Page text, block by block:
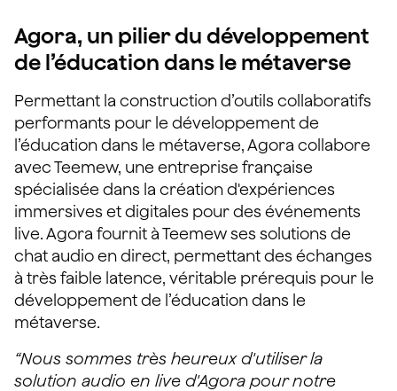
Agora, un pilier du développement
de l’éducation dans le métaverse
Permettant la construction d’outils collaboratifs
performants pour le développement de
l’éducation dans le métaverse, Agora collabore
avec Teemew, une entreprise française
spécialisée dans la création d'expériences
immersives et digitales pour des événements
live. Agora fournit à Teemew ses solutions de
chat audio en direct, permettant des échanges
à très faible latence, véritable prérequis pour le
développement de l’éducation dans le
métaverse.
“Nous sommes très heureux d'utiliser la
solution audio en live d'Agora pour notre